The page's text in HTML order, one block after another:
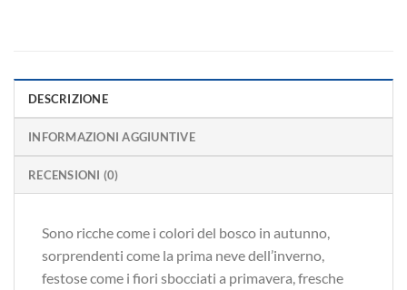
DESCRIZIONE
INFORMAZIONI AGGIUNTIVE
RECENSIONI (0)
Sono ricche come i colori del bosco in autunno,
sorprendenti come la prima neve dell’inverno,
festose come i fiori sbocciati a primavera, fresche